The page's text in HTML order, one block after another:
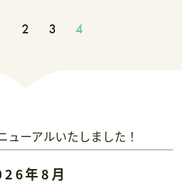
2 3 4
ューアルいたしました！
年8月